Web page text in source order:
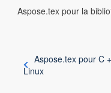
Aspose.tex pour la
Aspose.tex pour C
Linux